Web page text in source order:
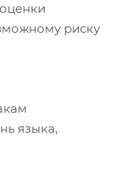
риску
языка,